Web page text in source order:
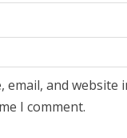
email, and
I comment.